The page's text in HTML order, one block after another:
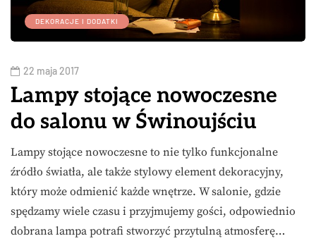
DEKORACJE I DODATKI
22 maja 2017
Lampy stojące nowoczesne
do salonu w Świnoujściu
Lampy stojące nowoczesne to nie tylko funkcjonalne
źródło światła, ale także stylowy element dekoracyjny,
który może odmienić każde wnętrze. W salonie, gdzie
spędzamy wiele czasu i przyjmujemy gości, odpowiednio
dobrana lampa potrafi stworzyć przytulną atmosferę…